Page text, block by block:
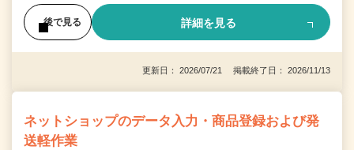
後で見る 詳細を見る
更新日： 2026/07/21 掲載終了日： 2026/11/13
ネットショップのデータ入力・商品登録および発
送軽作業